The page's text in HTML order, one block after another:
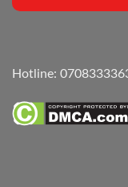
Hotline: